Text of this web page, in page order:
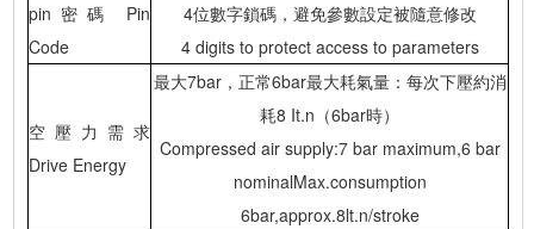
pin密碼 Pin
Code
4位數字鎖碼，避免參數設定被隨意修改
4 digits to protect access to parameters
空壓力需求
Drive Energy
最大7bar，正常6bar最大耗氣量：每次下壓約消
耗8 It.n（6bar時）
Compressed air supply:7 bar maximum,6 bar
nominalMax.consumption
6bar,approx.8lt.n/stroke